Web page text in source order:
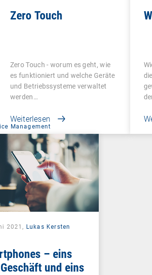
Zero Touch
Zero Touch - worum es geht, wie
es funktioniert und welche Geräte
und Betriebssysteme verwaltet
werden…
Weiterlesen
Management
2021, Lukas Kersten
– eins
und eins